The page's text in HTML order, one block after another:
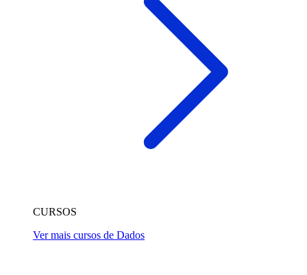
CURSOS
Ver mais cursos de Dados